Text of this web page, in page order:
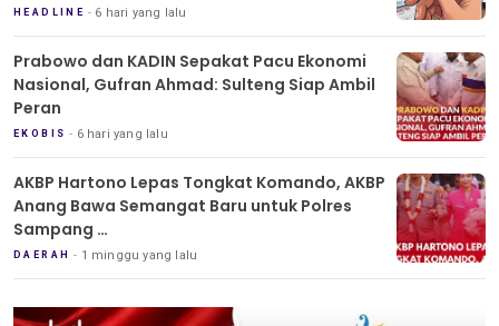
HEADLINE 6 hari yang lalu
Prabowo dan KADIN Sepakat Pacu Ekonomi
Nasional, Gufran Ahmad: Sulteng Siap Ambil
Peran
EKOBIS 6 hari yang lalu
AKBP Hartono Lepas Tongkat Komando, AKBP
Anang Bawa Semangat Baru untuk Polres
Sampang
Tradisi Pedang Pora Iringi Sertijab Kapolres
Sampang
DAERAH 1 minggu yang lalu